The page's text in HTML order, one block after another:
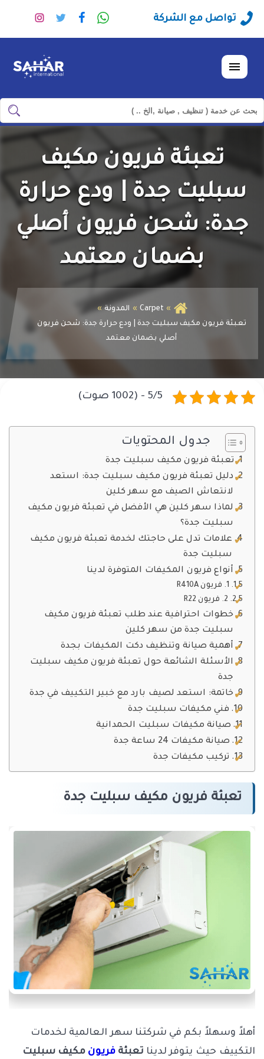
تواصل مع الشركة
راسلنا تابعنا تابعنا
القائمة
ابحث
في
العالمية
تعبئة فريون مكيف
سبليت جدة | ودع حرارة
جدة: شحن فريون أصلي
بضمان معتمد
Carpet
المدونة
تعبئة فريون مكيف سبليت جدة | ودع حرارة جدة: شحن فريون
أصلي بضمان معتمد
5/5 - (1002 صوت)
جدول المحتويات
تعبئة فريون مكيف سبليت جدة
دليل تعبئة فريون مكيف سبليت جدة: استعد
لانتعاش الصيف مع سهر كلين
لماذا سهر كلين هي الأفضل في تعبئة فريون مكيف
سبليت جدة؟
علامات تدل على حاجتك لخدمة تعبئة فريون مكيف
سبليت جدة
أنواع فريون المكيفات المتوفرة لدينا
1. فريون R410A
2. فريون R22
خطوات احترافية عند طلب تعبئة فريون مكيف
سبليت جدة من سهر كلين
أهمية صيانة وتنظيف دكت المكيفات بجدة
الأسئلة الشائعة حول تعبئة فريون مكيف سبليت
جدة
خاتمة: استعد لصيف بارد مع خبير التكييف في جدة
فني مكيفات سبليت جدة
صيانة مكيفات سبليت الحمدانية
صيانة مكيفات 24 ساعة جدة
تركيب مكيفات جدة
تعبئة فريون مكيف سبليت جدة
أهلاً وسهلاً بكم في شركتنا سهر العالمية لخدمات
التكييف حيث يتوفر لدينا تعبئة فريون مكيف سبليت